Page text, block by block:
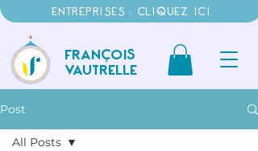
ENTREPRISES : CLIQUEZ ICI
FRANÇOIS
VAUTRELLE
Post
All Posts